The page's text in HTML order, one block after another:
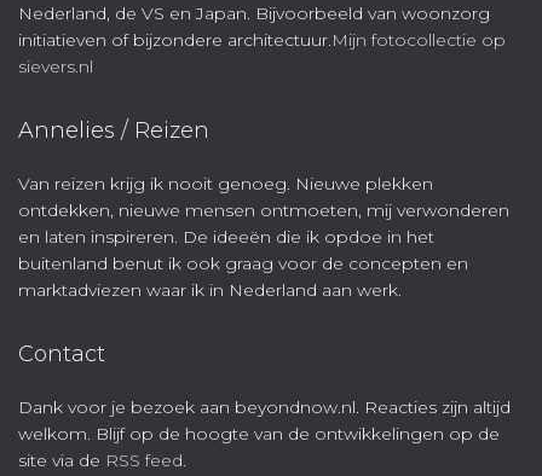
Nederland, de VS en Japan. Bijvoorbeeld van woonzorg
initiatieven of bijzondere architectuur.Mijn fotocollectie op
sievers.nl
Annelies / Reizen
Van reizen krijg ik nooit genoeg. Nieuwe plekken
ontdekken, nieuwe mensen ontmoeten, mij verwonderen
en laten inspireren. De ideeën die ik opdoe in het
buitenland benut ik ook graag voor de concepten en
marktadviezen waar ik in Nederland aan werk.
Contact
Dank voor je bezoek aan beyondnow.nl. Reacties zijn altijd
welkom. Blijf op de hoogte van de ontwikkelingen op de
site via de RSS feed.